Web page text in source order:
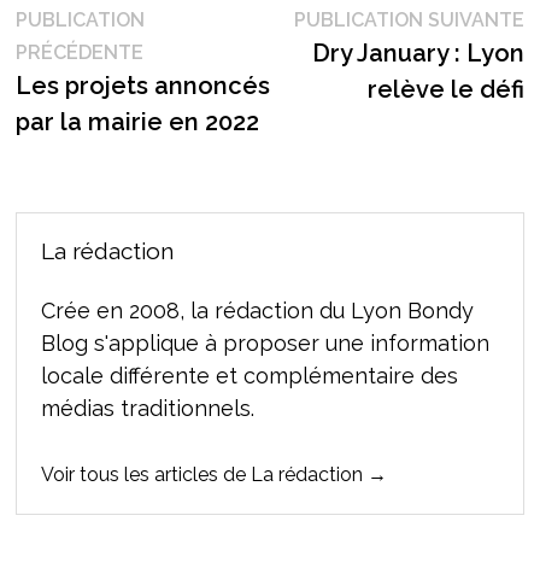
Navigation
de
l’article
PUBLICATION
PRÉCÉDENTEPublication
précédente :
Les projets annoncés
par la mairie en 2022
PUBLICATION SUIVANTE
Dry January : Lyon
relève le défi
La rédaction
Crée en 2008, la rédaction du Lyon Bondy
Blog s'applique à proposer une information
locale différente et complémentaire des
médias traditionnels.
Voir tous les articles de La rédaction →